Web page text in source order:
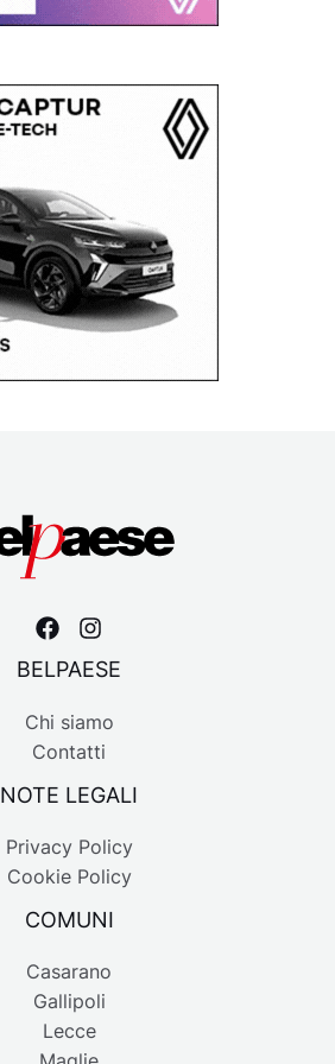
BELPAESE
Chi siamo
Contatti
NOTE LEGALI
Privacy Policy
Cookie Policy
COMUNI
Casarano
Gallipoli
Lecce